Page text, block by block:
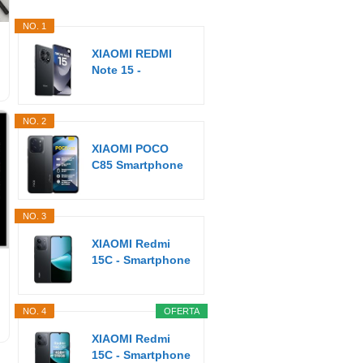
NO. 1
XIAOMI REDMI
Note 15 -
NO. 2
XIAOMI POCO
C85 Smartphone
NO. 3
XIAOMI Redmi
15C - Smartphone
OFERTA
NO. 4
XIAOMI Redmi
15C - Smartphone